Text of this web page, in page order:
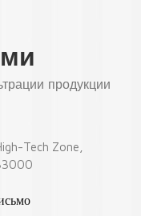
продукции
Tech Zone,